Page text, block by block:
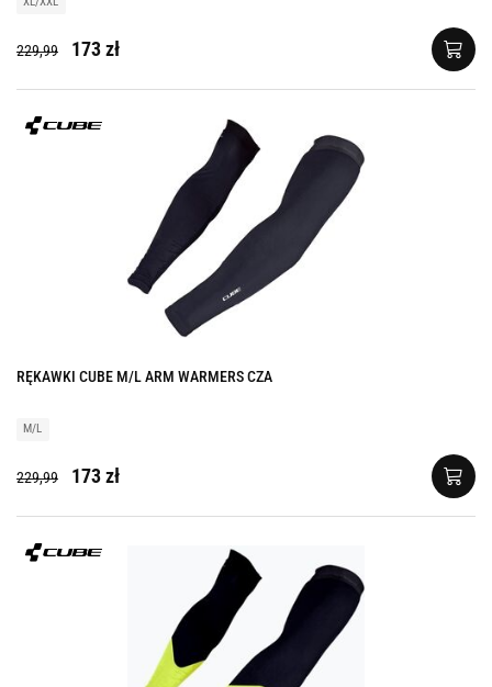
229,99 173 zł
RĘKAWKI CUBE M/L ARM WARMERS CZA
M/L
229,99 173 zł